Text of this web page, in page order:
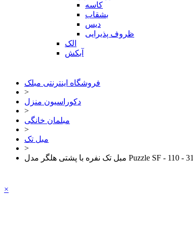
کاسه
بشقاب
دیس
ظروف پذیرایی
الک
آبکش
فروشگاه اینترنتی مبلک
>
دکوراسیون منزل
>
مبلمان خانگی
>
مبل تک
>
مبل تک نفره با پشتی هلگر مدل Puzzle SF - 110 - 31
×